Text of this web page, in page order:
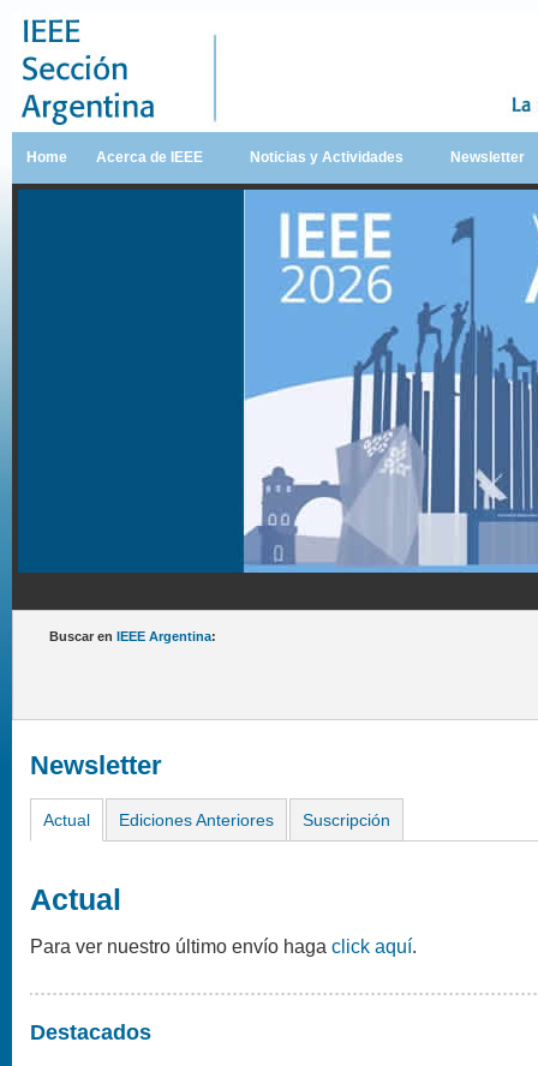
Home Acerca de IEEE Noticias y Actividades Newsletter
Buscar en IEEE Argentina:
Newsletter
Actual Ediciones Anteriores Suscripción
Actual
Para ver nuestro último envío haga click aquí.
Destacados